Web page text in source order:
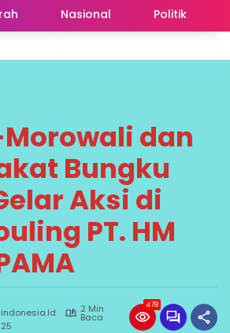
Nasional Politik
Morowali dan
Bungku
Aksi di
PT. HM
2 Min
Baca
478